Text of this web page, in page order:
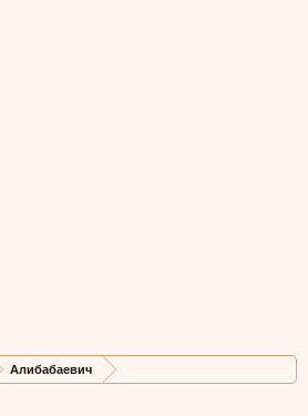
Алибабаевич
Карма
1
Бали
0